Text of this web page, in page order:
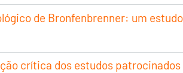
de Bronfenbrenner: um
crítica dos estudos patrocinados